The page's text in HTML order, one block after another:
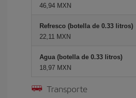
46,94 MXN
Refresco (botella de 0.33 litros)
22,11 MXN
Agua (botella de 0.33 litros)
18,97 MXN
Transporte